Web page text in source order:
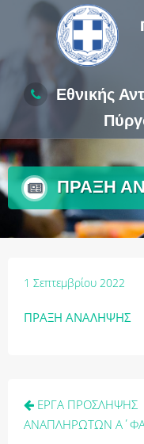
Εθνικής
ΠΡΑΞΗ
1 Σεπτεμβρίου 2022
ΠΡΑΞΗ ΑΝΑΛΗΨΗΣ
Πλοήγηση
άρθρων
ΕΡΓΑ ΠΡΟΣΛΗΨΗΣ
ΑΝΑΠΛΗΡΩΤΩΝ